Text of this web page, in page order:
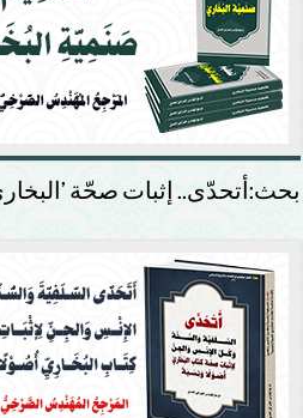
بحث:أتحدّى.. إثبات صحّة